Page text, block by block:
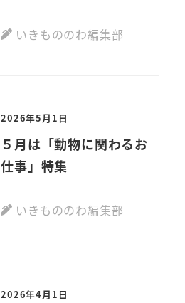
いきもののわ編集部
2026年5月1日
５月は「動物に関わるお
仕事」特集
いきもののわ編集部
2026年4月1日